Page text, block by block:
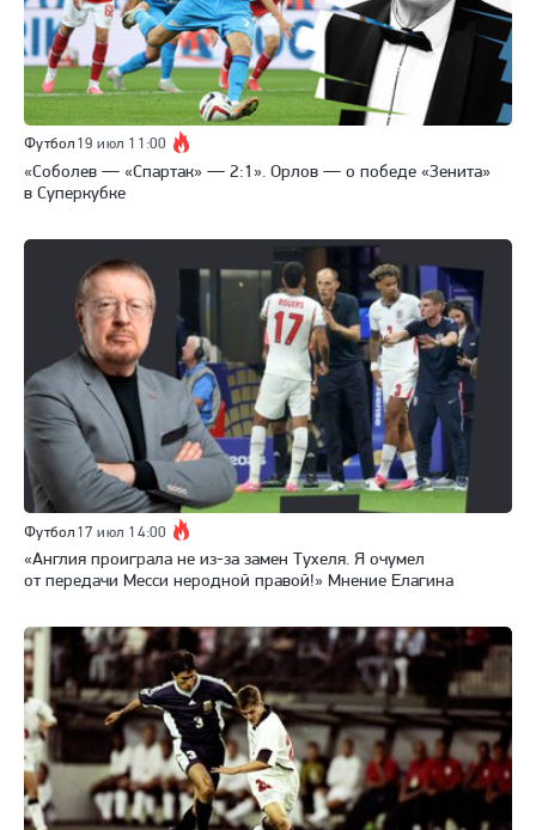
Футбол 19 июл 11:00
«Соболев — «Спартак» — 2:1». Орлов — о победе «Зенита»
в Суперкубке
Футбол 17 июл 14:00
«Англия проиграла не из-за замен Тухеля. Я очумел
от передачи Месси неродной правой!» Мнение Елагина